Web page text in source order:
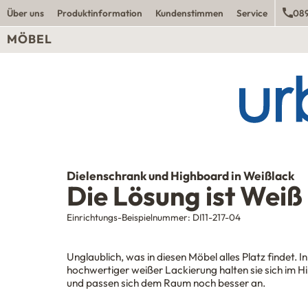
Über uns Produktinformation Kundenstimmen Service
MÖBEL
Dielenschrank und Highboard in Weißlack
Die Lösung ist Weiß
Einrichtungs-Beispielnummer: DI11-217-04
Unglaublich, was in diesen Möbel alles Platz findet. In
hochwertiger weißer Lackierung halten sie sich im
und passen sich dem Raum noch besser an.